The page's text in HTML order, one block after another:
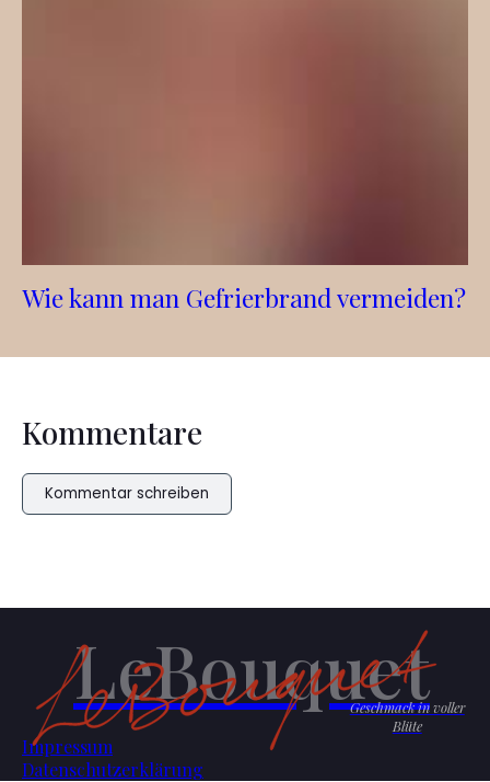
Wie kann man Gefrierbrand vermeiden?
Kommentare
Kommentar schreiben
LeBouquet
Geschmack in voller
Blüte
Impressum
Datenschutzerklärung